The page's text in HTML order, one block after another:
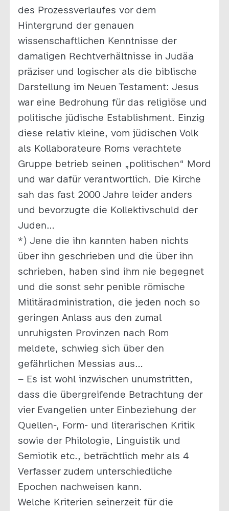
des Prozessverlaufes vor dem
Hintergrund der genauen
wissenschaftlichen Kenntnisse der
damaligen Rechtverhältnisse in Judäa
präziser und logischer als die biblische
Darstellung im Neuen Testament: Jesus
war eine Bedrohung für das religiöse und
politische jüdische Establishment. Einzig
diese relativ kleine, vom jüdischen Volk
als Kollaborateure Roms verachtete
Gruppe betrieb seinen „politischen“ Mord
und war dafür verantwortlich. Die Kirche
sah das fast 2000 Jahre leider anders
und bevorzugte die Kollektivschuld der
Juden…
*) Jene die ihn kannten haben nichts
über ihn geschrieben und die über ihn
schrieben, haben sind ihm nie begegnet
und die sonst sehr penible römische
Militäradministration, die jeden noch so
geringen Anlass aus den zumal
unruhigsten Provinzen nach Rom
meldete, schwieg sich über den
gefährlichen Messias aus…
– Es ist wohl inzwischen unumstritten,
dass die übergreifende Betrachtung der
vier Evangelien unter Einbeziehung der
Quellen-, Form- und literarischen Kritik
sowie der Philologie, Linguistik und
Semiotik etc., beträchtlich mehr als 4
Verfasser zudem unterschiedliche
Epochen nachweisen kann.
Welche Kriterien seinerzeit für die